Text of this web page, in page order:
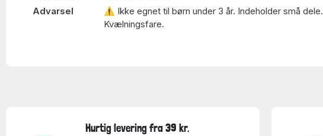
Advarsel
⚠ Ikke egnet til børn under 3 år. Indeholder små dele.
Kvælningsfare.
Hurtig levering fra 39 kr.